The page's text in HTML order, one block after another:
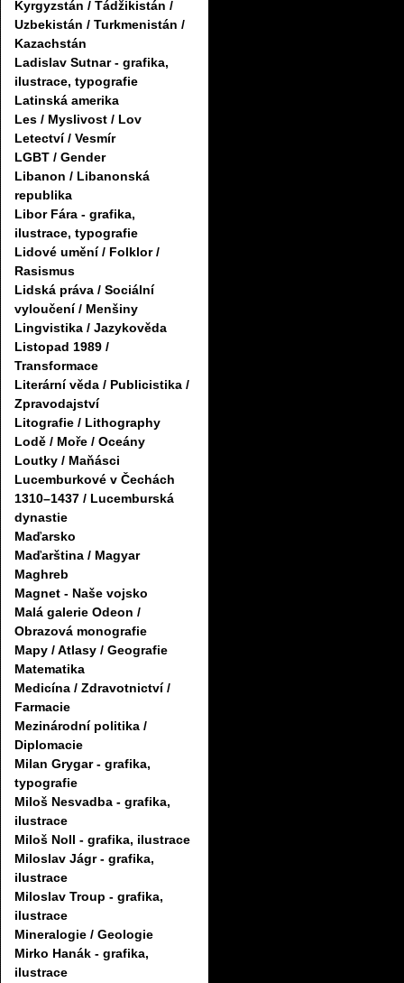
Kyrgyzstán / Tádžikistán /
Uzbekistán / Turkmenistán /
Kazachstán
Ladislav Sutnar - grafika,
ilustrace, typografie
Latinská amerika
Les / Myslivost / Lov
Letectví / Vesmír
LGBT / Gender
Libanon / Libanonská
republika
Libor Fára - grafika,
ilustrace, typografie
Lidové umění / Folklor /
Rasismus
Lidská práva / Sociální
vyloučení / Menšiny
Lingvistika / Jazykověda
Listopad 1989 /
Transformace
Literární věda / Publicistika /
Zpravodajství
Litografie / Lithography
Lodě / Moře / Oceány
Loutky / Maňásci
Lucemburkové v Čechách
1310–1437 / Lucemburská
dynastie
Maďarsko
Maďarština / Magyar
Maghreb
Magnet - Naše vojsko
Malá galerie Odeon /
Obrazová monografie
Mapy / Atlasy / Geografie
Matematika
Medicína / Zdravotnictví /
Farmacie
Mezinárodní politika /
Diplomacie
Milan Grygar - grafika,
typografie
Miloš Nesvadba - grafika,
ilustrace
Miloš Noll - grafika, ilustrace
Miloslav Jágr - grafika,
ilustrace
Miloslav Troup - grafika,
ilustrace
Mineralogie / Geologie
Mirko Hanák - grafika,
ilustrace